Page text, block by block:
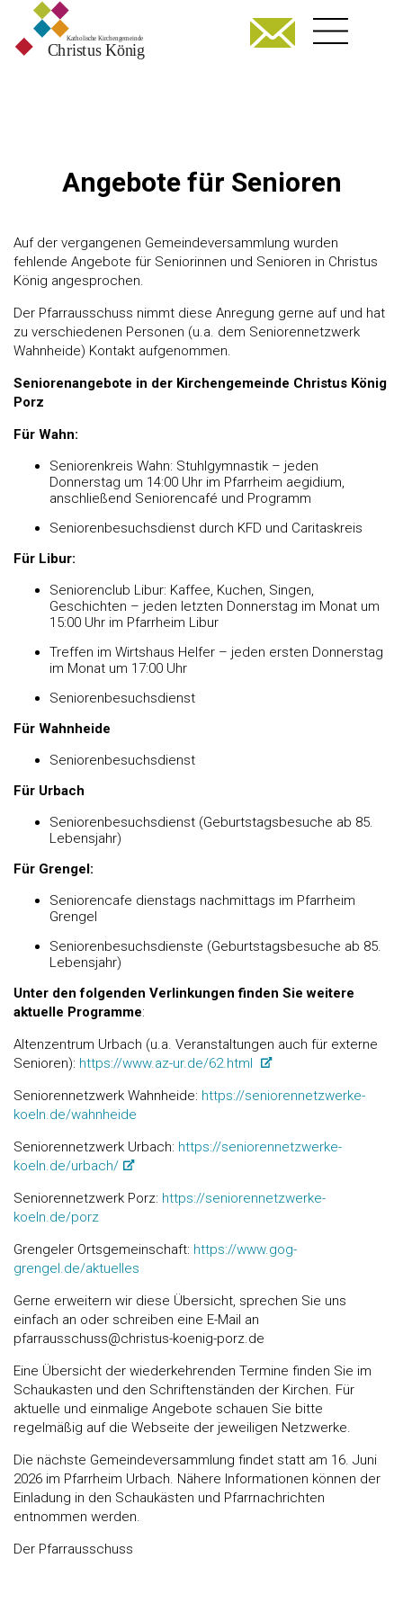
Angebote für Senioren
Auf der vergangenen Gemeindeversammlung wurden
fehlende Angebote für Seniorinnen und Senioren in Christus
König angesprochen.
Der Pfarrausschuss nimmt diese Anregung gerne auf und hat
zu verschiedenen Personen (u.a. dem Seniorennetzwerk
Wahnheide) Kontakt aufgenommen.
Seniorenangebote in der Kirchengemeinde Christus König
Porz
Für Wahn:
Seniorenkreis Wahn: Stuhlgymnastik – jeden
Donnerstag um 14:00 Uhr im Pfarrheim aegidium,
anschließend Seniorencafé und Programm
Seniorenbesuchsdienst durch KFD und Caritaskreis
Für Libur:
Seniorenclub Libur: Kaffee, Kuchen, Singen,
Geschichten – jeden letzten Donnerstag im Monat um
15:00 Uhr im Pfarrheim Libur
Treffen im Wirtshaus Helfer – jeden ersten Donnerstag
im Monat um 17:00 Uhr
Seniorenbesuchsdienst
Für Wahnheide
Seniorenbesuchsdienst
Für Urbach
Seniorenbesuchsdienst (Geburtstagsbesuche ab 85.
Lebensjahr)
Für Grengel:
Seniorencafe dienstags nachmittags im Pfarrheim
Grengel
Seniorenbesuchsdienste (Geburtstagsbesuche ab 85.
Lebensjahr)
Unter den folgenden Verlinkungen finden Sie weitere
aktuelle Programme:
Altenzentrum Urbach (u.a. Veranstaltungen auch für externe
Senioren): https://www.az-ur.de/62.html
Seniorennetzwerk Wahnheide: https://seniorennetzwerke-
koeln.de/wahnheide
Seniorennetzwerk Urbach: https://seniorennetzwerke-
koeln.de/urbach/
Seniorennetzwerk Porz: https://seniorennetzwerke-
koeln.de/porz
Grengeler Ortsgemeinschaft: https://www.gog-
grengel.de/aktuelles
Gerne erweitern wir diese Übersicht, sprechen Sie uns
einfach an oder schreiben eine E-Mail an
pfarrausschuss@christus-koenig-porz.de
Eine Übersicht der wiederkehrenden Termine finden Sie im
Schaukasten und den Schriftenständen der Kirchen. Für
aktuelle und einmalige Angebote schauen Sie bitte
regelmäßig auf die Webseite der jeweiligen Netzwerke.
Die nächste Gemeindeversammlung findet statt am 16. Juni
2026 im Pfarrheim Urbach. Nähere Informationen können der
Einladung in den Schaukästen und Pfarrnachrichten
entnommen werden.
Der Pfarrausschuss